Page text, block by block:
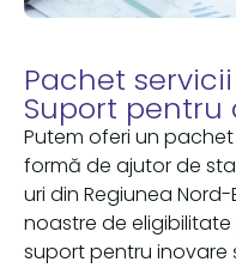
Pachet
Suport pentru
Putem oferi un
formă de ajutor de
uri din Regiunea
noastre de
suport pentru inovare